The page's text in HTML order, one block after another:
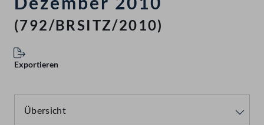
(792/BRSITZ/2010)
Exportieren